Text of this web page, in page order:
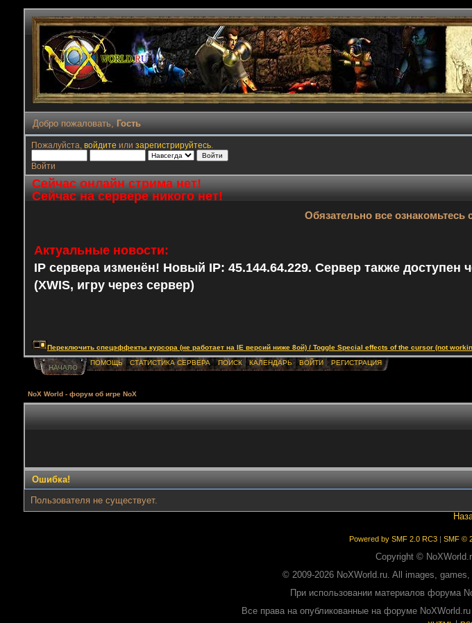
Добро пожаловать, Гость
Пожалуйста, войдите или зарегистрируйтесь.
Войти
Сейчас онлайн стрима нет!
Сейчас на сервере никого нет!
Обязательно все ознакомьтесь
Актуальные новости:
IP сервера изменён! Новый IP: 45.144.64.229. Сервер также доступен
(XWIS, игру через сервер)
Переключить спецэффекты курсора (не работает на IE версий ниже 8ой) / Toggle Special effects of the cursor (not
НАЧАЛО
ПОМОЩЬ СТАТИСТИКА СЕРВЕРА ПОИСК КАЛЕНДАРЬ ВОЙТИ РЕГИСТРАЦИЯ
NoX World - форум об игре NoX
Ошибка!
Пользователя не существует.
Powered by SMF 2.0 RC3| SMF ©
Copyright ©
© 2009-2026 NoXWorld.ru. All images,
При использовании материалов форума
Все права на опубликованные на форуме